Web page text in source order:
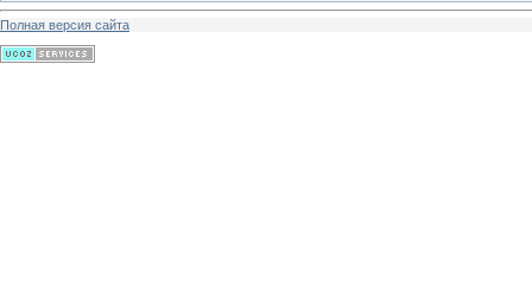
Полная версия сайта